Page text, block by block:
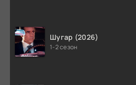
Шугар (2026)
1-2 сезон